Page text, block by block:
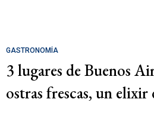
GASTRONOMÍA
3 lugares de Buenos
ostras frescas, un elixir